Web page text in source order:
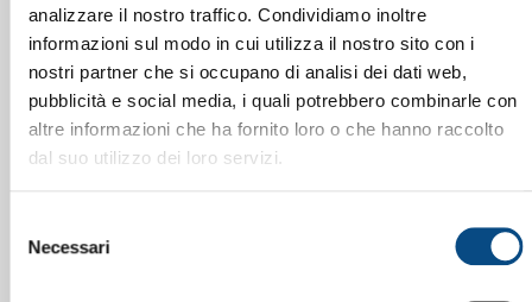
analizzare il nostro traffico. Condividiamo inoltre
informazioni sul modo in cui utilizza il nostro sito con i
nostri partner che si occupano di analisi dei dati web,
pubblicità e social media, i quali potrebbero combinarle con
altre informazioni che ha fornito loro o che hanno raccolto
dal suo utilizzo dei loro servizi.
delNecessari